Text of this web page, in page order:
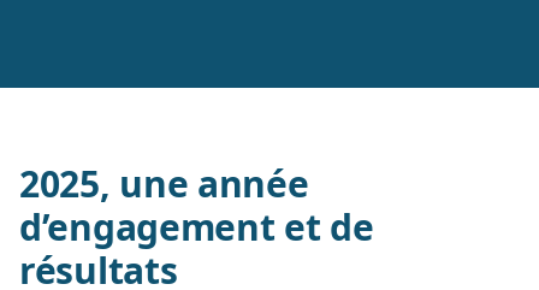
2025, une année
d’engagement et de
résultats